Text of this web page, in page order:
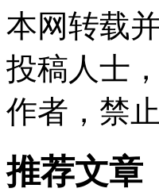
本网转载
投稿人士
作者，禁
推荐文章